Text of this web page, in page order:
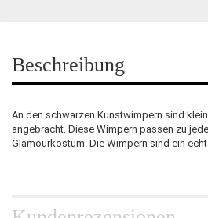
Beschreibung
An den schwarzen Kunstwimpern sind
angebracht. Diese Wimpern passen zu
Glamourkostüm. Die Wimpern sind ein